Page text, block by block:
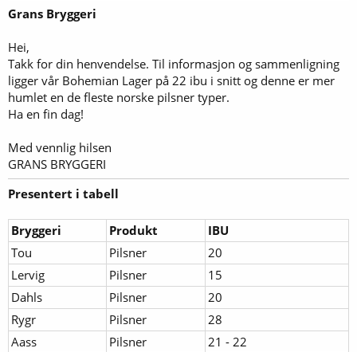
Grans Bryggeri
Hei,
Takk for din henvendelse. Til informasjon og sammenligning
ligger vår Bohemian Lager på 22 ibu i snitt og denne er mer
humlet en de fleste norske pilsner typer.
Ha en fin dag!
Med vennlig hilsen
GRANS BRYGGERI
Presentert i tabell
Bryggeri Produkt
IBU
Tou
Pilsner
20
Lervig
Pilsner
15
Dahls
Pilsner
20
Rygr
Pilsner
28
Aass
Pilsner
21 - 22